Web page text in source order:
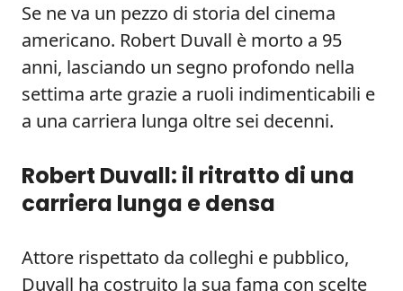
Se ne va un pezzo di storia del cinema
americano. Robert Duvall è morto a 95
anni, lasciando un segno profondo nella
settima arte grazie a ruoli indimenticabili e
a una carriera lunga oltre sei decenni.
Robert Duvall: il ritratto di una
carriera lunga e densa
Attore rispettato da colleghi e pubblico,
Duvall ha costruito la sua fama con scelte